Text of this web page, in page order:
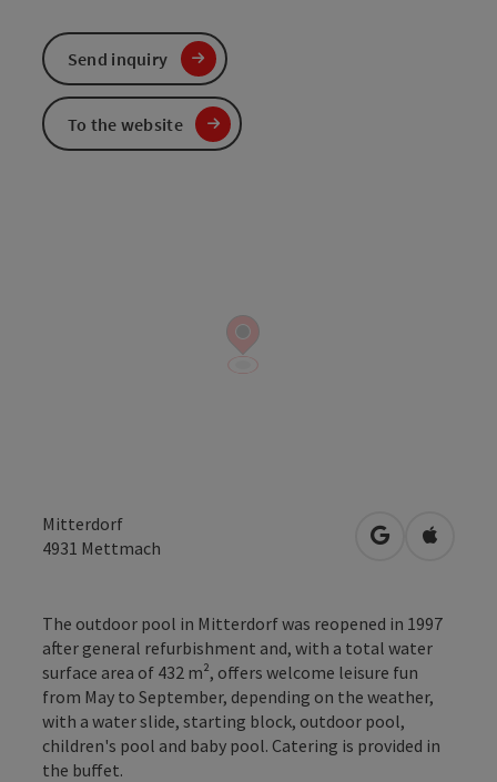
Mitterdorf
4931 Mettmach open inOpen in
The outdoor pool in Mitterdorf was reopened in 1997
after general refurbishment and, with a total water
surface area of 432 m², offers welcome leisure fun
from May to September, depending on the weather,
with a water slide, starting block, outdoor pool,
children's pool and baby pool. Catering is provided in
the buffet.
Send inquiry
To the website